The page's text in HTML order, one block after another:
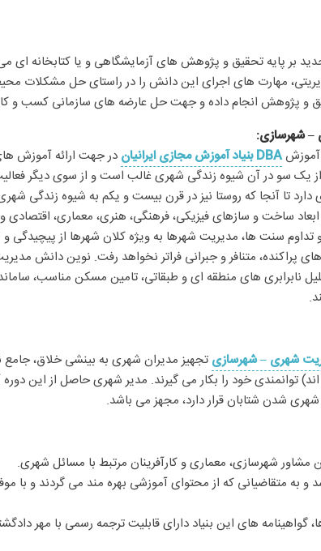
و پژوهش انجام داده و جهت حل عارضه های سازمانی کسب و
:
آموزشDBA بنیاد آموزش مجازی ایرانیان
در جهت ارائه آموزش
سو در آن شیوه زندگی شهری غالب است و از سوی دیگر
تا آنجا که روستا نیز در قرن بیست و یکم به شیوه زندگی
ساخت و سازهای فیزیکی، فرهنگی، هنری، معماری، اقتصادی
و تداوم سنت ها، مدیریت شهرها به ویژه کلان شهرها از
پراکنده، متنافر و جبرانی فراتر نخواهد رفت. نوین دانش
نابرابری های منطقه ای و طبقاتی، تامین مسکن مناسب،
تجهیز مدیران شهری به بینشی خلاق،
توانمندی خود را بکار می گیرند. مدیر شهری حاصل از
شدن شتابان قرار دارد، مجهز می باشد.
شهرسازی، معماری و کارآفرینان مرتبط با مسائل شهری.
گواهینامه های این بنیاد دارای قابلیت ترجمه رسمی با مهر